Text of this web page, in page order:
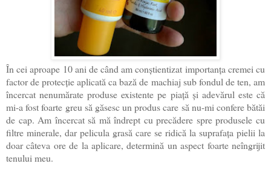
În cei aproape 10 ani de când am conștientizat importanța cremei cu
factor de protecție aplicată ca bază de machiaj sub fondul de ten, am
încercat nenumărate produse existente pe piață și adevărul este că
mi-a fost foarte greu să găsesc un produs care să nu-mi confere bătăi
de cap. Am încercat să mă îndrept cu precădere spre produsele cu
filtre minerale, dar pelicula grasă care se ridică la suprafața pielii la
doar câteva ore de la aplicare, determină un aspect foarte neîngrijit
tenului meu.